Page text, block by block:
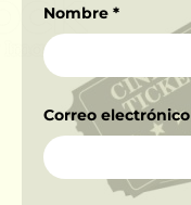
Nombre *
Correo electrónico